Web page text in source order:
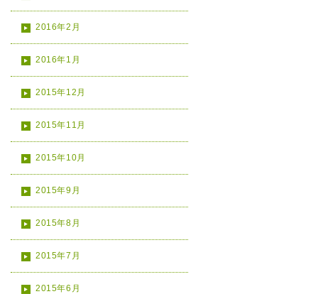
2016年2月
2016年1月
2015年12月
2015年11月
2015年10月
2015年9月
2015年8月
2015年7月
2015年6月